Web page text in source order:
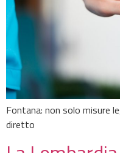
Fontana: non solo misure
diretto